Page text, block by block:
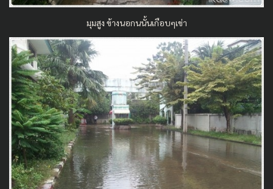
มุมสูง ข้างนอกนนั้นเกือบๆเข่า